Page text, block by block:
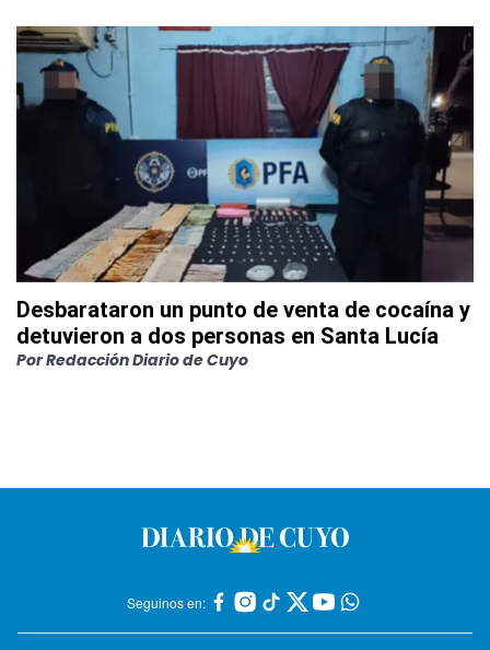
Desbarataron un punto de venta de cocaína y
detuvieron a dos personas en Santa Lucía
PorRedacción Diario de Cuyo
Seguinos en: